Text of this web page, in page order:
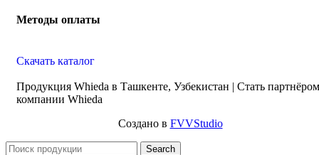
Методы оплаты
Скачать каталог
Продукция Whieda в Ташкенте, Узбекистан | Стать партнёром
компании Whieda
Создано в FVVStudio
Search